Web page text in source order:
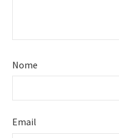
Nome
Email